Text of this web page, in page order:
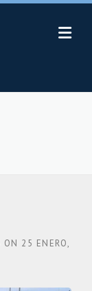
ON 25 ENERO,